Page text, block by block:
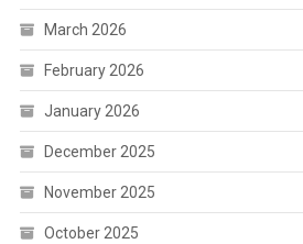
March 2026
February 2026
January 2026
December 2025
November 2025
October 2025